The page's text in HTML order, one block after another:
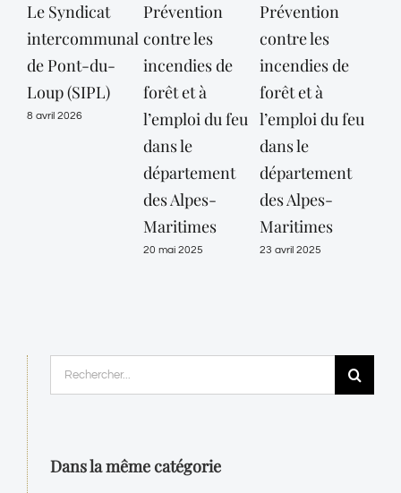
Le Syndicat
intercommunal
de Pont-du-
Loup (SIPL)
8 avril 2026
Prévention
contre les
incendies de
forêt et à
l’emploi du feu
dans le
département
des Alpes-
Maritimes
20 mai 2025
Prévention
contre les
incendies de
forêt et à
l’emploi du feu
dans le
département
des Alpes-
Maritimes
23 avril 2025
Dans la même catégorie